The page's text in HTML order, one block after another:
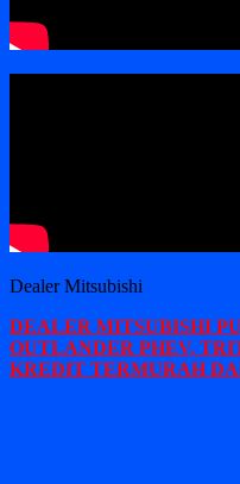
Dealer Mitsubishi
DEALER MITSUBISHI
OUTLANDER PHEV,
KREDIT TERMURAH